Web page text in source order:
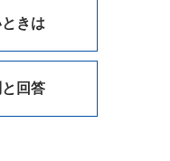
きは
回答